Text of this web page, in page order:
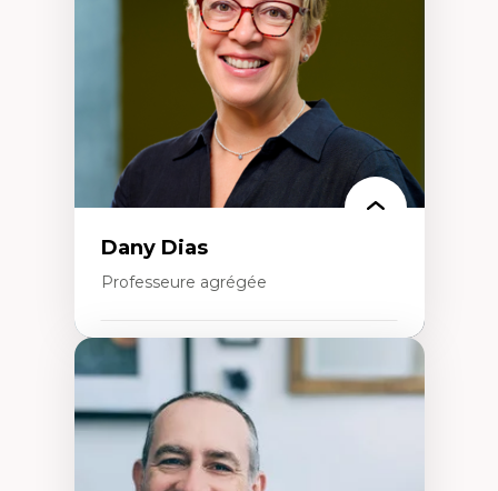
Histoire sociale et culturelle des
technologies numériques
Résistances et droits numériques
Internet des objets
Problématiques relatives à l’intelligence
artificielle, l’apprentissage machine et les
hautes technologies
Féminismes et nouvelles technologies
Dany Dias
Professeure agrégée
Pédagogies critiques et justice sociale
Éthique relationnelle et sollicitude en
éducation
Décolonisation et autochtonisation de la
formation à l’enseignement
Littératie et didactique du français